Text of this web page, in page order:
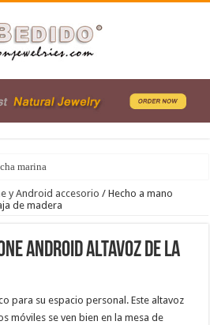
marina
de Moda
y Android accesorio / Hecho a mano
de madera
Android altavoz de la
para su espacio personal .Este altavoz
móviles se ven bien en la mesa de